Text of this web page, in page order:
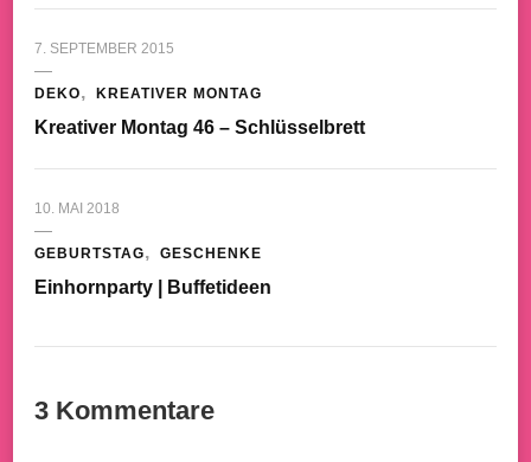
7. SEPTEMBER 2015
DEKO KREATIVER MONTAG
Kreativer Montag 46 – Schlüsselbrett
10. MAI 2018
GEBURTSTAG GESCHENKE
Einhornparty | Buffetideen
3 Kommentare